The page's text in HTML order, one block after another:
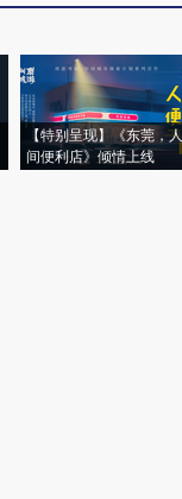
【特别呈现】《东莞，人
间便利店》倾情上线